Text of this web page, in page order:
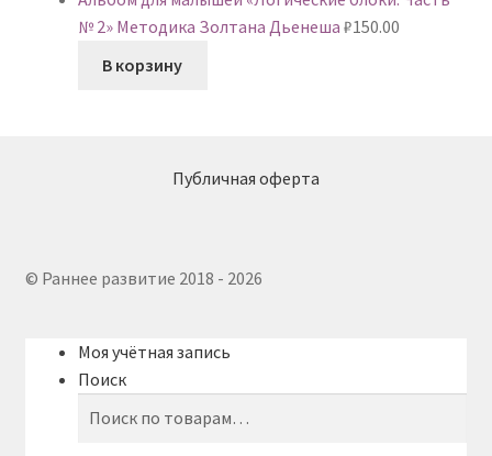
№ 2» Методика Золтана Дьенеша ₽150.00
В корзину
Публичная оферта
© Раннее развитие 2018 - 2026
Моя учётная запись
Поиск